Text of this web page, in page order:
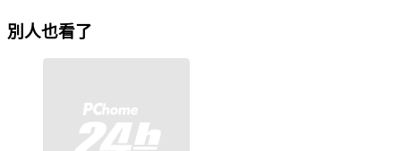
別人也看了